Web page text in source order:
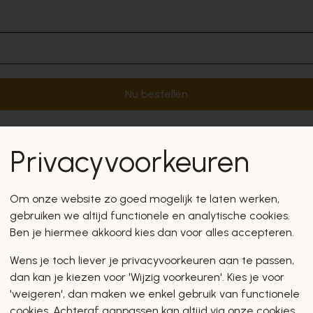
Nu bestellen
Privacyvoorkeuren
Om onze website zo goed mogelijk te laten werken,
gebruiken we altijd functionele en analytische cookies.
Ben je hiermee akkoord kies dan voor alles accepteren.
Wens je toch liever je privacyvoorkeuren aan te passen,
dan kan je kiezen voor 'Wijzig voorkeuren'. Kies je voor
'weigeren', dan maken we enkel gebruik van functionele
cookies. Achteraf aanpassen kan altijd via onze cookies